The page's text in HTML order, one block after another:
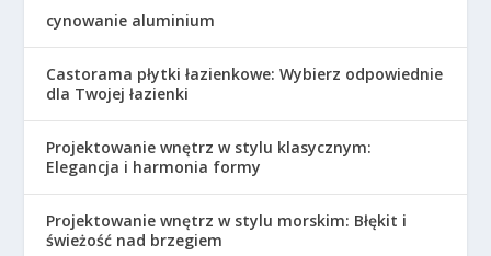
cynowanie aluminium
Castorama płytki łazienkowe: Wybierz odpowiednie
dla Twojej łazienki
Projektowanie wnętrz w stylu klasycznym:
Elegancja i harmonia formy
Projektowanie wnętrz w stylu morskim: Błękit i
świeżość nad brzegiem